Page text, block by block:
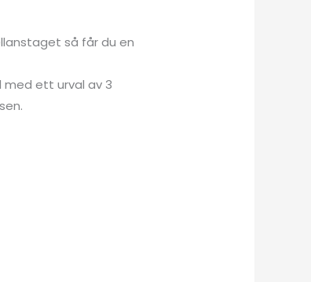
så får du en
med ett urval av 3